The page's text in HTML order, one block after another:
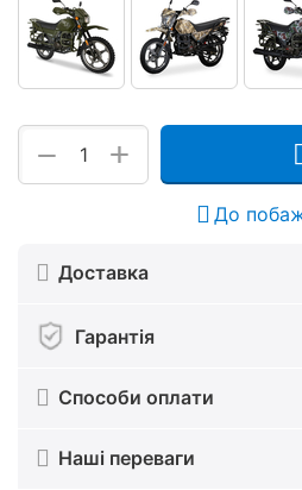
+
−
До
Доставка
Гарантія
Способи оплати
Наші переваги